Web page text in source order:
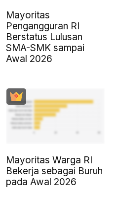
Mayoritas
Pengangguran RI
Berstatus Lulusan
SMA-SMK sampai
Awal 2026
Mayoritas Warga RI
Bekerja sebagai Buruh
pada Awal 2026